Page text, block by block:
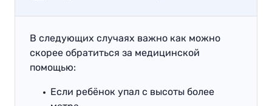
В следующих случаях важно как можно
скорее обратиться за медицинской
помощью:
Если ребёнок упал с высоты более